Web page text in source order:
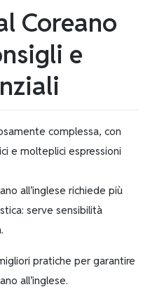
Coreano
e
complessa, con
e molteplici espressioni
all’inglese richiede più
serve sensibilità
pratiche per garantire
all’inglese.